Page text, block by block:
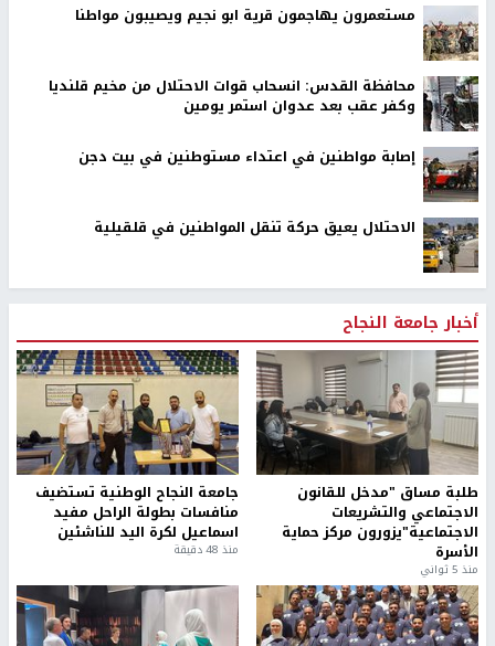
مستعمرون يهاجمون قرية ابو نجيم ويصيبون مواطنا
محافظة القدس: انسحاب قوات الاحتلال من مخيم قلنديا
وكفر عقب بعد عدوان استمر يومين
إصابة مواطنين في اعتداء مستوطنين في بيت دجن
الاحتلال يعيق حركة تنقل المواطنين في قلقيلية
أخبار جامعة النجاح
طلبة مساق "مدخل للقانون
الاجتماعي والتشريعات
الاجتماعية"يزورون مركز حماية
الأسرة
منذ 5 ثواني
جامعة النجاح الوطنية تستضيف
منافسات بطولة الراحل مفيد
اسماعيل لكرة اليد للناشئين
منذ 48 دقيقة